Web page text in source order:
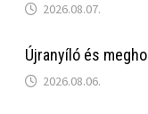
2026.08.07.
Újranyíló és
2026.08.06.